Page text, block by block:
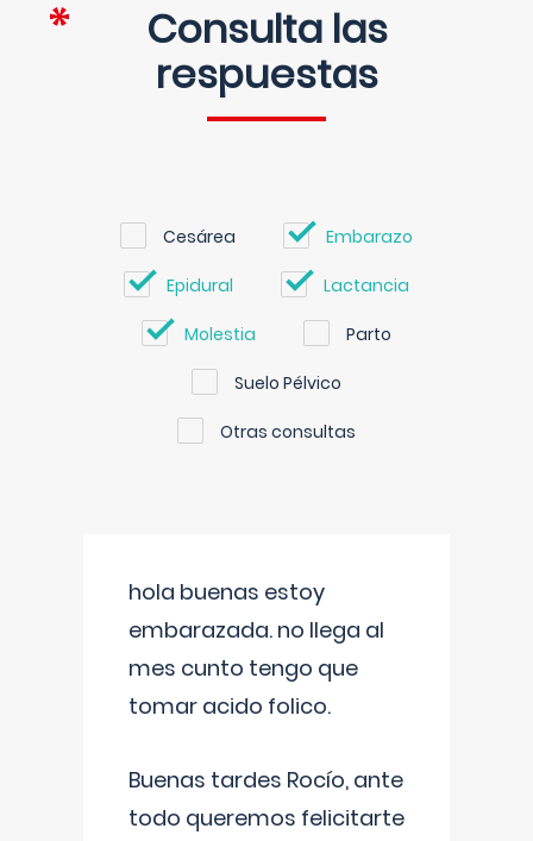
Consulta las
respuestas
Cesárea Embarazo
Epidural Lactancia
Molestia Parto
Suelo Pélvico
Otras consultas
hola buenas estoy
embarazada. no llega al
mes cunto tengo que
tomar acido folico.
Buenas tardes Rocío, ante
todo queremos felicitarte